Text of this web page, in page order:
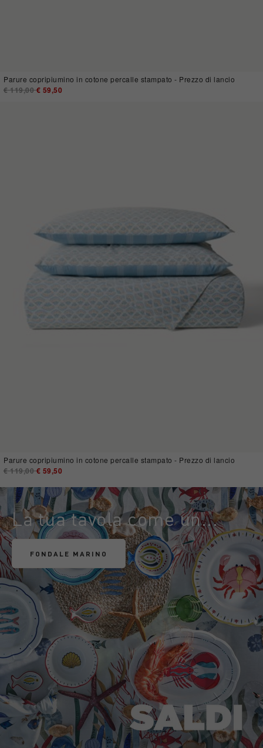
Parure copripiumino in cotone percalle stampato - Prezzo di lancio
Price reduced from
€ 119,00to
€ 59,50
Parure copripiumino in cotone percalle stampato - Prezzo di lancio
Price reduced from
€ 119,00to
€ 59,50
La tua tavola come un...
FONDALE MARINO